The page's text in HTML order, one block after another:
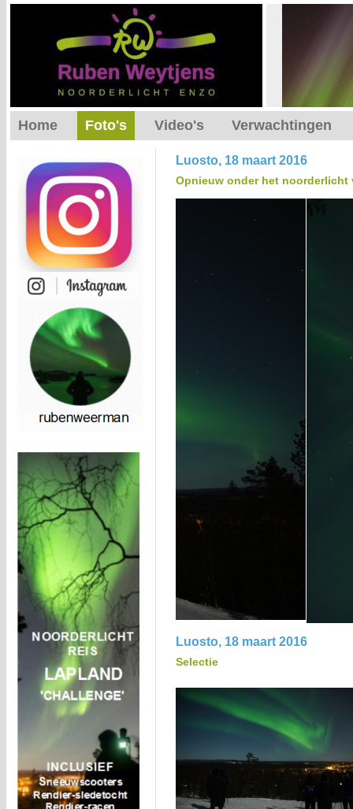
Luosto, 18 maart 2016
Opnieuw onder het noorderlicht
Luosto, 18 maart 2016
Selectie
Home Foto's Video's Verwachtingen